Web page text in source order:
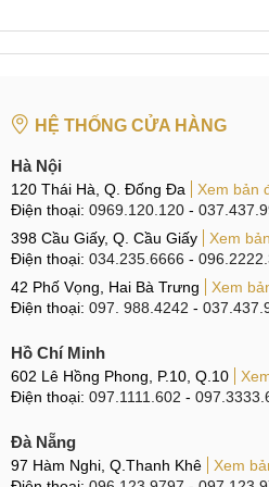
cao hơn.
Đánh giá OPPO Find X8
Cùng đánh giá chi tiết về Find X8
Thiết kế thay đổi, IP68/IP69
Find X8 Ultra sở hữu thiết kế
phẳng và mặt lưng kính phẳng
vức tạo nên sự cứng cáp, mang
hiện đại. Cụm camera hình tròn
HỆ THỐNG CỬA HÀNG
Hà Nội
120 Thái Hà, Q. Đống Đa
Xem bản
Điện thoại: 0969.120.120 -
398 Cầu Giấy, Q. Cầu Giấy
Xem
Điện thoại: 034.235.6666 -
42 Phố Vọng, Hai Bà Trưng
Xem
Điện thoại: 097. 988.4242 -
Hồ Chí Minh
602 Lê Hồng Phong, P.10, Q.10
Điện thoại: 097.1111.602 -
Đà Nẵng
97 Hàm Nghi, Q.Thanh Khê
Xem